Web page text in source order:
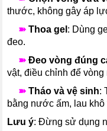
thước, không gây áp
➽Thoa gel : Dùng
đeo.
➽Đeo vòng đúng
vật, điều chỉnh để vòng
➽Tháo và vệ sinh:
bằng nước ấm, lau
Lưu ý: Đừng sử dụng